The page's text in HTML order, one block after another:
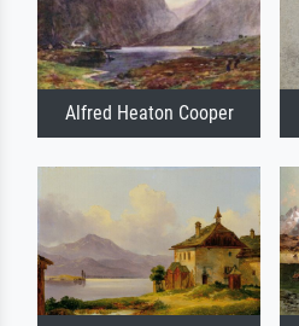
Alfred Heaton Cooper